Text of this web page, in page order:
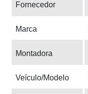
Fornecedor
Marca
Montadora
Veículo/Modelo